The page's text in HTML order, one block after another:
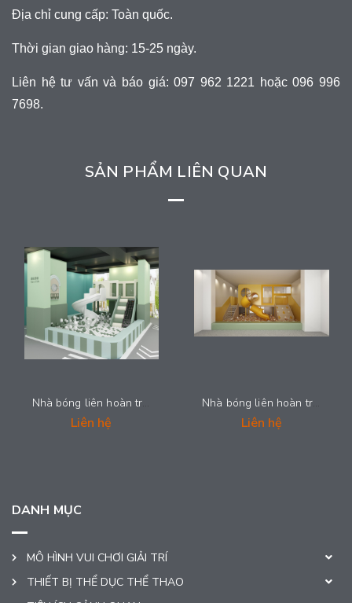
Địa chỉ cung cấp: Toàn quốc.
Thời gian giao hàng: 15-25 ngày.
Liên hệ tư vấn và báo giá: 097 962 1221 hoặc 096 996
7698.
SẢN PHẨM LIÊN QUAN
Nhà bóng liên hoàn trẻ em - NLHS-124
Liên hệ
Nhà bóng liên hoàn trẻ em - NLHS-123
Liên hệ
DANH MỤC
MÔ HÌNH VUI CHƠI GIẢI TRÍ
THIẾT BỊ THỂ DỤC THỂ THAO